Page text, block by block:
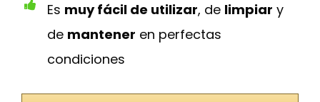
Es muy fácil de utilizar, de limpiar y
de mantener en perfectas
condiciones